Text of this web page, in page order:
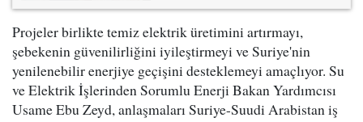
Projeler birlikte temiz elektrik üretimini artırmayı,
şebekenin güvenilirliğini iyileştirmeyi ve Suriye'nin
yenilenebilir enerjiye geçişini desteklemeyi amaçlıyor. Su
ve Elektrik İşlerinden Sorumlu Enerji Bakan Yardımcısı
Usame Ebu Zeyd, anlaşmaları Suriye-Suudi Arabistan iş